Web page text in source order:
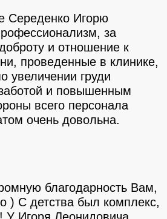
Середенко Игорю
за
и отношение к
проведенные в клинике,
увеличении груди
и повышенным
всего персонала
очень довольна.
благодарность Вам,
) С детства был комплекс,